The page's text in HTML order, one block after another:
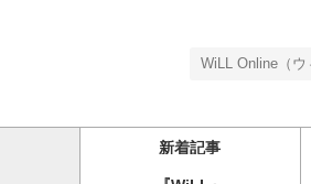
新着記事